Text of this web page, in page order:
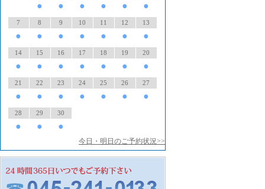
● ● ● ● ● ●
7
●
8
●
9
●
10
●
11
●
12
●
13
●
14
●
15
●
16
●
17
●
18
●
19
●
20
●
21
●
22
●
23
●
24
●
25
●
26
●
27
●
28
●
29
●
30
●
今日・明日のご予約状況>>